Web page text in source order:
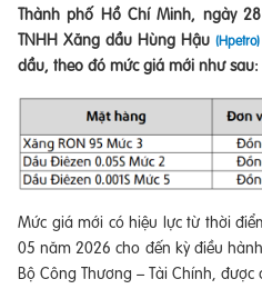
Thành phố Hồ Chí Minh, ngày
TNHH Xăng dầu Hùng Hậu(Hpetro)
dầu, theo đó mức giá mới như sau:
Mức giá mới có hiệu lực từ thời
05 năm 2026 cho đến kỳ điều
Bộ Công Thương – Tài Chính,